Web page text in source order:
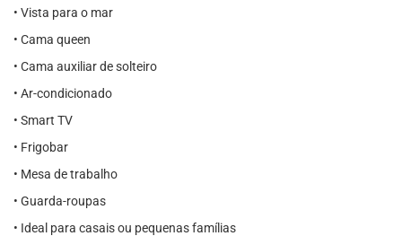
• Vista para o mar
• Cama queen
• Cama auxiliar de solteiro
• Ar-condicionado
• Smart TV
• Frigobar
• Mesa de trabalho
• Guarda-roupas
• Ideal para casais ou pequenas famílias